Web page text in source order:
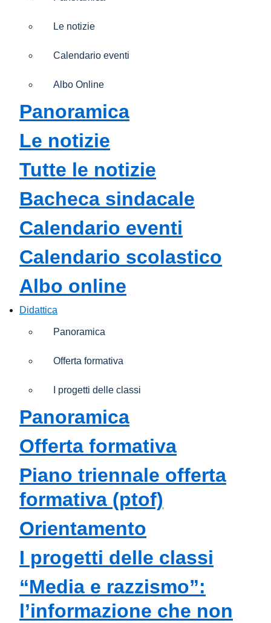
Le notizie
Calendario eventi
Albo Online
panoramica
le notizie
tutte le notizie
bacheca sindacale
calendario eventi
calendario scolastico
albo online
Didattica
Panoramica
Offerta formativa
I progetti delle classi
panoramica
offerta formativa
piano triennale offerta
formativa (ptof)
orientamento
i progetti delle classi
“media e razzismo”:
l’informazione che non